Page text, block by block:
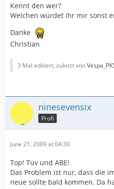
Kennt den wer?
Welchen würdet ihr mir sonst
Danke
Christian
3 Mal editiert, zuletzt von
ninesevensix
Profi
June 21, 2009 at 04:30
Top! Tüv und ABE!
Das Problem ist nur, dass die
neue sollte bald kommen. Da